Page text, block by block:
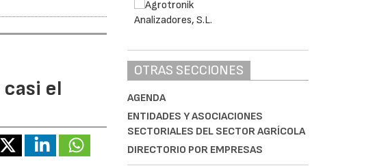
el
OTRAS SECCIONES
AGENDA
ENTIDADES Y ASOCIACIONES
SECTORIALES DEL SECTOR AGRÍCOLA
DIRECTORIO POR EMPRESAS